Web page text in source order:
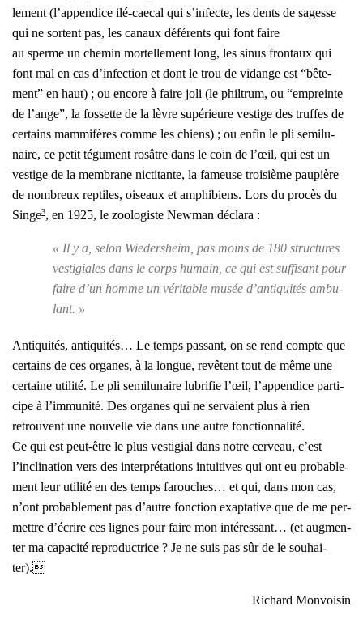
le­ment (l’appendice ilé-cae­cal qui s’infecte, les dents de sagesse
qui ne sortent pas, les canaux défé­rents qui font faire
au sperme un che­min mor­tel­le­ment long, les sinus fron­taux qui
font mal en cas d’infection et dont le trou de vidange est “bête­
ment” en haut) ; ou encore à faire joli (le phil­trum, ou “empreinte
de l’ange”, la fos­sette de la lèvre supé­rieure ves­tige des truffes de
cer­tains mam­mi­fères comme les chiens) ; ou enfin le pli semi­lu­
naire, ce petit tégu­ment rosâtre dans le coin de l’œil, qui est un
ves­tige de la mem­brane nic­ti­tante, la fameuse troi­sième pau­pière
de nom­breux rep­tiles, oiseaux et amphi­biens. Lors du pro­cès du
Singe3, en 1925, le zoo­lo­giste New­man décla­ra :
« Il y a, selon Wie­der­sheim, pas moins de 180 struc­tures
ves­ti­giales dans le corps humain, ce qui est suf­fi­sant pour
faire d’un homme un véri­table musée d’antiquités ambu­
lant. »
Anti­qui­tés, anti­qui­tés… Le temps pas­sant, on se rend compte que
cer­tains de ces organes, à la longue, revêtent tout de même une
cer­taine uti­li­té. Le pli semi­lu­naire lubri­fie l’œil, l’appendice par­ti­
cipe à l’immunité. Des organes qui ne ser­vaient plus à rien
retrouvent une nou­velle vie dans une autre fonc­tion­na­li­té.
Ce qui est peut-être le plus ves­ti­gial dans notre cer­veau, c’est
l’inclination vers des inter­pré­ta­tions intui­tives qui ont eu pro­ba­ble­
ment leur uti­li­té en des temps farouches… et qui, dans mon cas,
n’ont pro­ba­ble­ment pas d’autre fonc­tion exap­ta­tive que de me per­
mettre d’écrire ces lignes pour faire mon inté­res­sant… (et aug­men­
ter ma capa­ci­té repro­duc­trice ? Je ne suis pas sûr de le sou­hai­
ter).
Richard Mon­voi­sin